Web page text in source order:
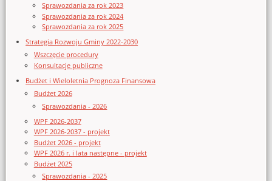
Sprawozdania za rok 2023
Sprawozdania za rok 2024
Sprawozdania za rok 2025
Strategia Rozwoju Gminy 2022-2030
Wszczęcie procedury
Konsultacje publiczne
Budżet i Wieloletnia Prognoza Finansowa
Budżet 2026
Sprawozdania - 2026
WPF 2026-2037
WPF 2026-2037 - projekt
Budżet 2026 - projekt
WPF 2026 r. i lata następne - projekt
Budżet 2025
Sprawozdania - 2025